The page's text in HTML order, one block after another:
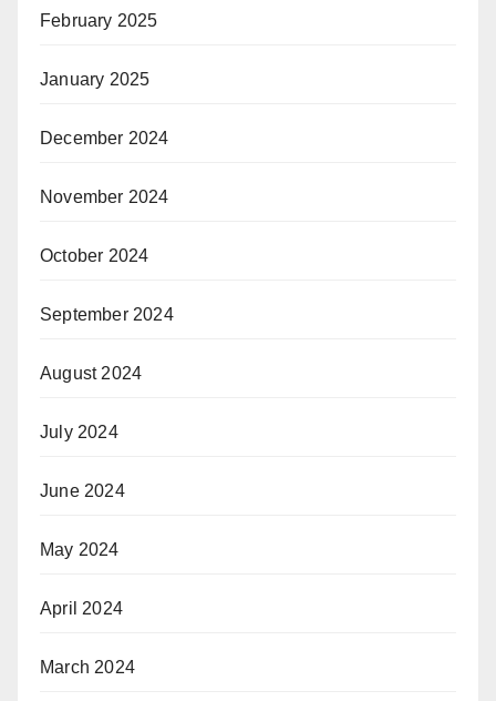
February 2025
January 2025
December 2024
November 2024
October 2024
September 2024
August 2024
July 2024
June 2024
May 2024
April 2024
March 2024